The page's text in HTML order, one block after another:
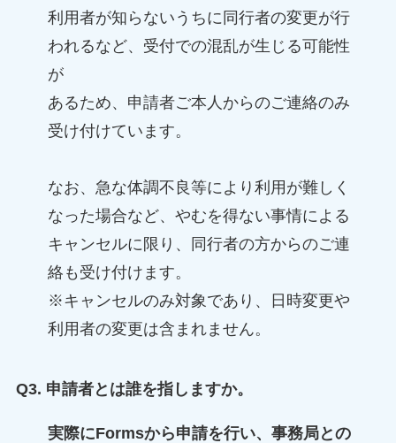
利用者が知らないうちに同行者の変更が行
われるなど、受付での混乱が生じる可能性
が
あるため、申請者ご本人からのご連絡のみ
受け付けています。
なお、急な体調不良等により利用が難しく
なった場合など、やむを得ない事情による
キャンセルに限り、同行者の方からのご連
絡も受け付けます。
※キャンセルのみ対象であり、日時変更や
利用者の変更は含まれません。
Q3. 申請者とは誰を指しますか。
実際にFormsから申請を行い、事務局との